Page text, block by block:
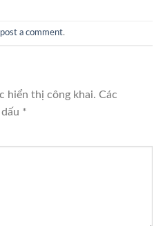
post a comment.
hiển thị công khai. Các
*